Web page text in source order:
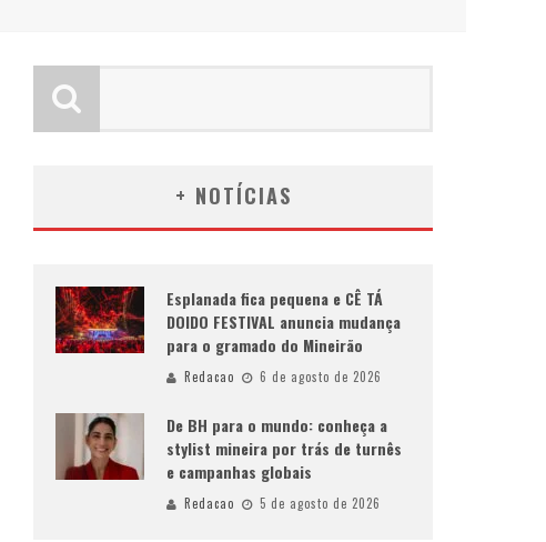
+ NOTÍCIAS
Esplanada fica pequena e CÊ TÁ
DOIDO FESTIVAL anuncia mudança
para o gramado do Mineirão
Redacao 6 de agosto de 2026
De BH para o mundo: conheça a
stylist mineira por trás de turnês
e campanhas globais
Redacao 5 de agosto de 2026